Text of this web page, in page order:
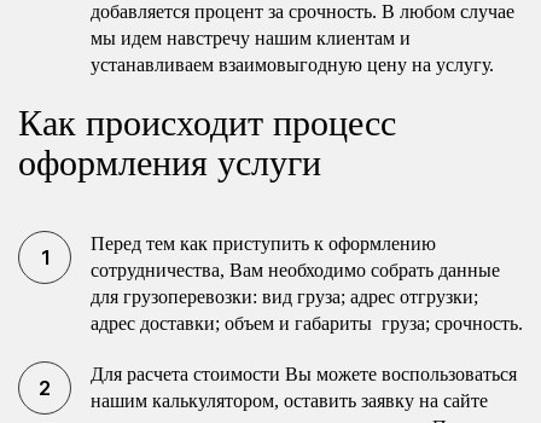
добавляется процент за срочность. В любом случае
мы идем навстречу нашим клиентам и
устанавливаем взаимовыгодную цену на услугу.
Как происходит процесс
оформления услуги
Перед тем как приступить к оформлению
сотрудничества, Вам необходимо собрать данные
для грузоперевозки: вид груза; адрес отгрузки;
адрес доставки; объем и габариты груза; срочность.
Для расчета стоимости Вы можете воспользоваться
нашим калькулятором, оставить заявку на сайте